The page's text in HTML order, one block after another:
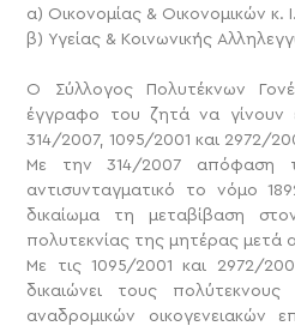
α) Οικονομίας & Οικονομικών κ.
β) Υγείας & Κοινωνικής
Ο Σύλλογος Πολυτέκνων
έγγραφο του ζητά να γίνουν
314/2007, 1095/2001 και 2972/
Με την 314/2007 απόφαση
αντισυνταγματικό το νόμο
δικαίωμα τη μεταβίβαση
πολυτεκνίας της μητέρας μετά
Με τις 1095/2001 και 2972/
δικαιώνει τους
αναδρομικών οικογενειακών